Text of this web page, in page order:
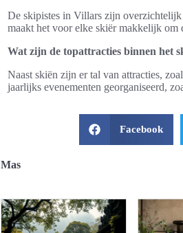
De skipistes in Villars zijn
maakt het voor elke skiër makkelijk om
Wat zijn de topattracties binnen het
Naast skiën zijn er tal van attracties,
jaarlijks evenementen georganiseerd,
Facebook
Mas